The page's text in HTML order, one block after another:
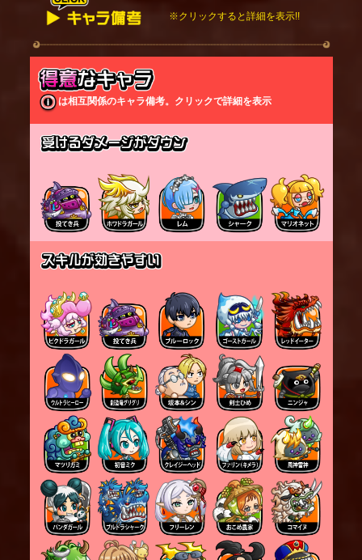
※クリックすると詳細を表示!!
スキルは地上の敵に攻撃している時のみ発動する
が、空中にもヒットする。
は相互関係のキャラ備考。クリックで詳細を表示